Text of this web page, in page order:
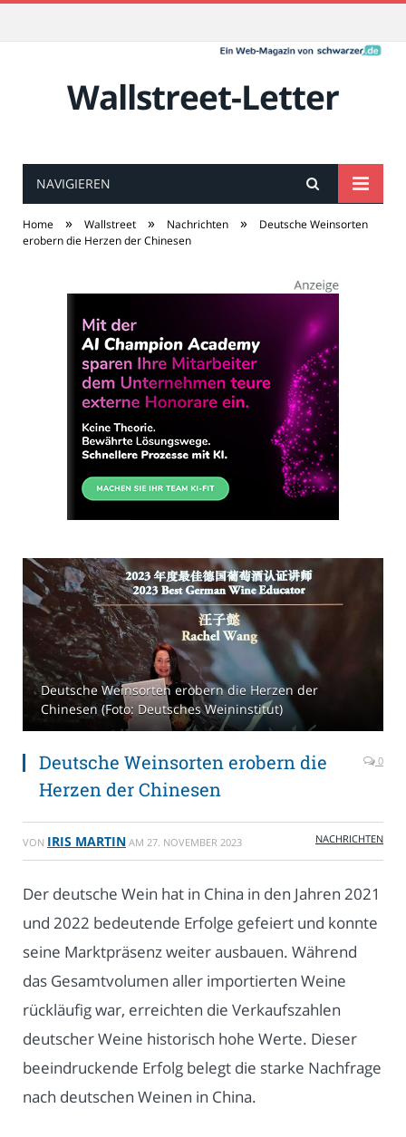
Wallstreet-Letter
NAVIGIEREN
Home » Wallstreet » Nachrichten »
Deutsche Weinsorten
erobern die Herzen der Chinesen
Deutsche Weinsorten erobern die Herzen der
Chinesen (Foto: Deutsches Weininstitut)
Deutsche Weinsorten erobern die
Herzen der Chinesen
0
VON IRIS MARTIN AM 27. NOVEMBER 2023 NACHRICHTEN
Der deutsche Wein hat in China in den Jahren 2021
und 2022 bedeutende Erfolge gefeiert und konnte
seine Marktpräsenz weiter ausbauen. Während
das Gesamtvolumen aller importierten Weine
rückläufig war, erreichten die Verkaufszahlen
deutscher Weine historisch hohe Werte. Dieser
beeindruckende Erfolg belegt die starke Nachfrage
nach deutschen Weinen in China.